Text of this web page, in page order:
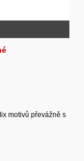
motivů převážně s